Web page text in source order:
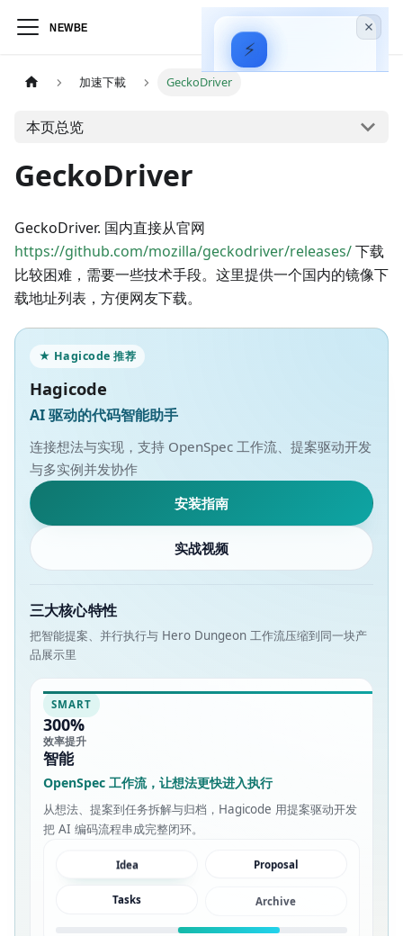
⚡
Hagicode
加速下載 GeckoDriver
本页总览
GeckoDriver
GeckoDriver. 国内直接从官网
https://github.com/mozilla/geckodriver/releases/下载
比较困难，需要一些技术手段。这里提供一个国内的镜像下
载地址列表，方便网友下载。
★ Hagicode 推荐
Hagicode
AI 驱动的代码智能助手
连接想法与实现，支持 OpenSpec 工作流、提案驱动开发
与多实例并发协作
安装指南
实战视频
三大核心特性
把智能提案、并行执行与 Hero Dungeon 工作流压缩到同一块产
品展示里
SMART
300%
效率提升
智能
OpenSpec 工作流，让想法更快进入执行
从想法、提案到任务拆解与归档，Hagicode 用提案驱动开发
把 AI 编码流程串成完整闭环。
Idea Proposal
Tasks Archive